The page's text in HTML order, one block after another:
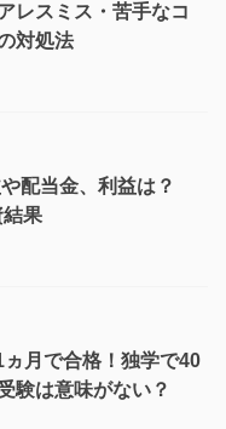
レスミス・苦手なコ
対処法
配当金、利益は？
果
ヵ月で合格！独学で40
験は意味がない？